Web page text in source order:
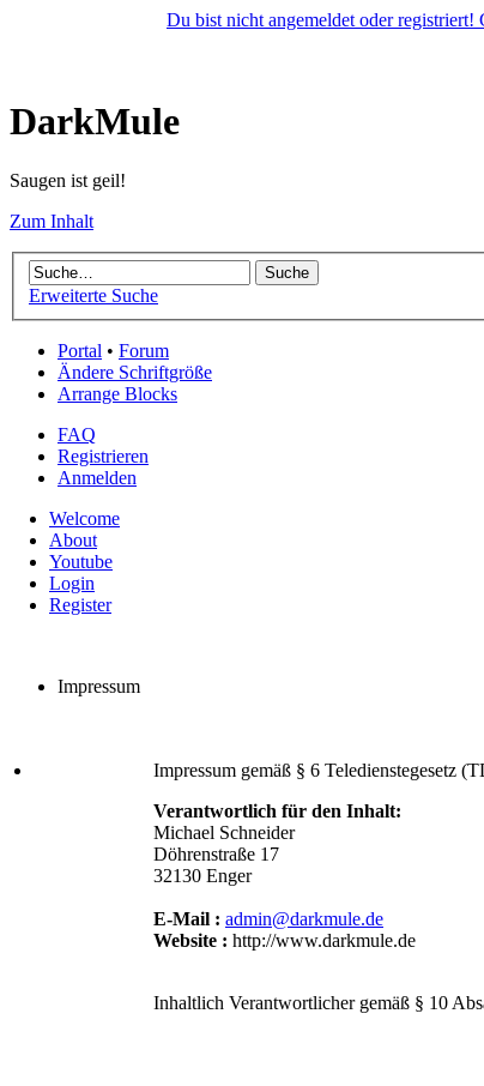
Du bist nicht angemeldet oder
DarkMule
Saugen ist geil!
Zum Inhalt
Erweiterte Suche
Portal • Forum
Ändere Schriftgröße
Arrange Blocks
FAQ
Registrieren
Anmelden
Welcome
About
Youtube
Login
Register
Impressum
Impressum gemäß § 6 Teledienstegesetz
Verantwortlich für den Inhalt:
Michael Schneider
Döhrenstraße 17
32130 Enger
E-Mail : admin@darkmule.de
Website : http://www.darkmule.de
Inhaltlich Verantwortlicher gemäß § 10